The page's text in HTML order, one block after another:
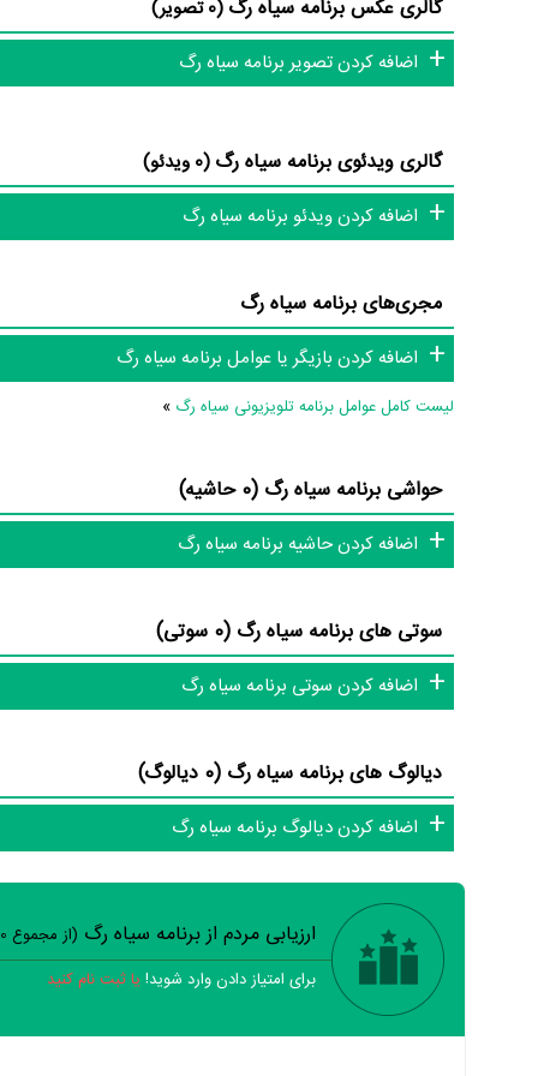
به بررسی تاثیر مواد مخدر بر اقتصاد، از مبدا تولید آن تا مصرف
عوامل برنامه سیاه رگ
اطلاعات برنامه سیاه رگ
تاکنون در بخش‌های گالری عکس و پوستر برنامه سیاه رگ، ویدئو
سیاه رگ و نقد برنامه سیاه رگ هنوز موردی ثبت نشده است. قطعا
دایرة‌المعارف آنلاین و بانک اطلاعات هنرمندان و آثار سینما،
گالری عکس برنامه سیاه رگ (0 تصویر)
اضافه کردن تصویر برنامه سیاه رگ
گالری ویدئوی برنامه سیاه رگ (0 ویدئو)
اضافه کردن ویدئو برنامه سیاه رگ
مجری‌های برنامه سیاه رگ
اضافه کردن بازیگر یا عوامل برنامه سیاه رگ
لیست کامل عوامل برنامه تلویزیونی سیاه رگ »
حواشی برنامه سیاه رگ (0 حاشیه)
اضافه کردن حاشیه برنامه سیاه رگ
سوتی های برنامه سیاه رگ (0 سوتی)
اضافه کردن سوتی برنامه سیاه رگ
دیالوگ های برنامه سیاه رگ (0 دیالوگ)
اضافه کردن دیالوگ برنامه سیاه رگ
ارزیابی مردم از برنامه سیاه رگ (از مجموع 0
برای امتیاز دادن وارد شوید! یا ثبت نام کنید